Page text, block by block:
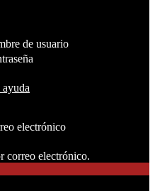
de usuario
ayuda
electrónico
correo electrónico.